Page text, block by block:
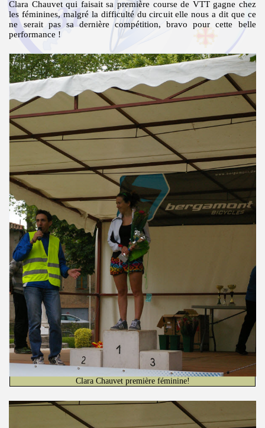
Clara Chauvet qui faisait sa première course de VTT gagne chez
les féminines, malgré la difficulté du circuit elle nous a dit que ce
ne serait pas sa dernière compétition, bravo pour cette belle
performance !
Clara Chauvet première féminine!